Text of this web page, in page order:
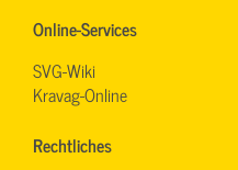
Online-Services
SVG-Wiki
Kravag-Online
Rechtliches